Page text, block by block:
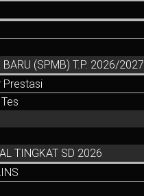
(SPMB) T.P. 2026/2027
Prestasi
TINGKAT SD 2026